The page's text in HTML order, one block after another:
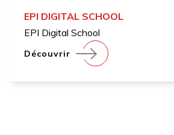
EPI DIGITAL SCHOOL
EPI Digital School
Découvrir